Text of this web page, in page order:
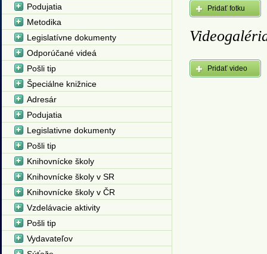
Pridať fotku
Pridať video
Podujatia
Metodika
Legislatívne dokumenty
Odporúčané videá
Pošli tip
Špeciálne knižnice
Adresár
Podujatia
Legislativne dokumenty
Pošli tip
Knihovnícke školy
Knihovnícke školy v SR
Knihovnícke školy v ČR
Vzdelávacie aktivity
Pošli tip
Vydavateľov